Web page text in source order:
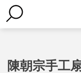
陳朝宗手工